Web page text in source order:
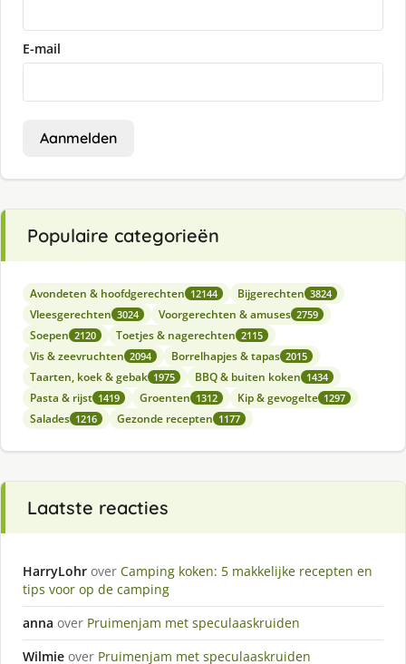
E-mail
Aanmelden
Populaire categorieën
Avondeten & hoofdgerechten 12144 Bijgerechten 3824
Vleesgerechten 3024 Voorgerechten & amuses 2759
Soepen 2120 Toetjes & nagerechten 2115
Vis & zeevruchten 2094 Borrelhapjes & tapas 2015
Taarten, koek & gebak 1975 BBQ & buiten koken 1434
Pasta & rijst 1419 Groenten 1312 Kip & gevogelte 1297
Salades 1216 Gezonde recepten 1177
Laatste reacties
HarryLohr over Camping koken: 5 makkelijke recepten en
tips voor op de camping
anna over Pruimenjam met speculaaskruiden
Wilmie over Pruimenjam met speculaaskruiden